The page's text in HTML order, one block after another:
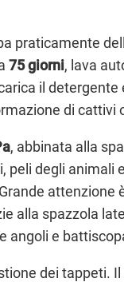
praticamente
75 giorni, lava
il
di cattivi
, abbinata alla
peli degli animali
attenzione
alla spazzola
angoli e
dei tappeti.